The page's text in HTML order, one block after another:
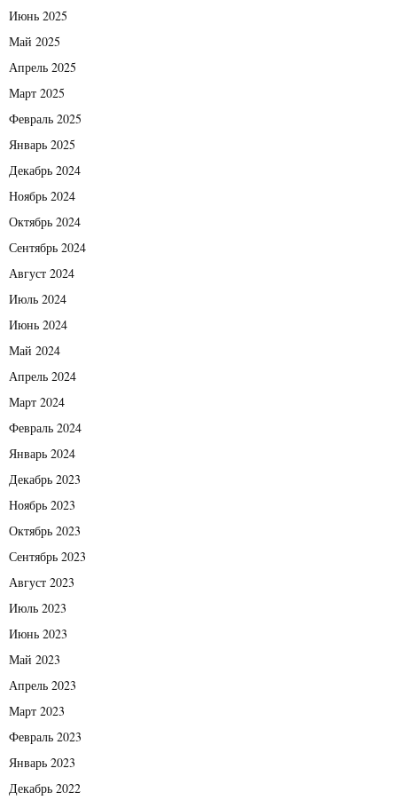
Июнь 2025
Май 2025
Апрель 2025
Март 2025
Февраль 2025
Январь 2025
Декабрь 2024
Ноябрь 2024
Октябрь 2024
Сентябрь 2024
Август 2024
Июль 2024
Июнь 2024
Май 2024
Апрель 2024
Март 2024
Февраль 2024
Январь 2024
Декабрь 2023
Ноябрь 2023
Октябрь 2023
Сентябрь 2023
Август 2023
Июль 2023
Июнь 2023
Май 2023
Апрель 2023
Март 2023
Февраль 2023
Январь 2023
Декабрь 2022